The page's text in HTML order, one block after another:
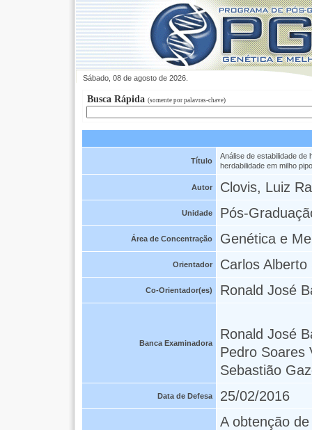
Sábado, 08 de agosto de 2026.
Busca Rápida (somente por palavras-chave)
Título
Análise de estabilidade de
herdabilidade em milho
Autor Clovis, Luiz
Unidade Pós-
Área de Concentração Genética e
Orientador Carlos Alberto
Co-Orientador(es) Ronald José
Banca Examinadora
Ronald José
Pedro Soares
Sebastião
Data de Defesa 25/02/2016
A obtenção